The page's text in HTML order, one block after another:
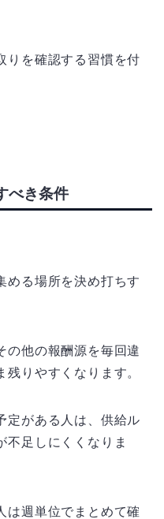
りを確認する習慣を付
べき条件
める場所を決め打ちす
の他の報酬源を毎回違
残りやすくなります。
定がある人は、供給ル
不足しにくくなりま
は週単位でまとめて確